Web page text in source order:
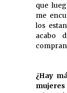
que
me
los
¿Hay